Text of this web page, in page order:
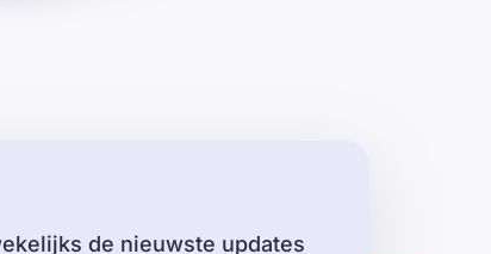
de nieuwste updates